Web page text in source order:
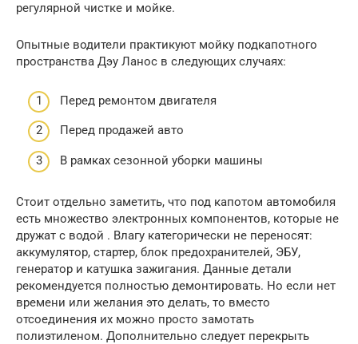
регулярной чистке и мойке.
Опытные водители практикуют мойку подкапотного
пространства Дэу Ланос в следующих случаях:
Перед ремонтом двигателя
Перед продажей авто
В рамках сезонной уборки машины
Стоит отдельно заметить, что под капотом автомобиля
есть множество электронных компонентов, которые не
дружат с водой . Влагу категорически не переносят:
аккумулятор, стартер, блок предохранителей, ЭБУ,
генератор и катушка зажигания. Данные детали
рекомендуется полностью демонтировать. Но если нет
времени или желания это делать, то вместо
отсоединения их можно просто замотать
полиэтиленом. Дополнительно следует перекрыть